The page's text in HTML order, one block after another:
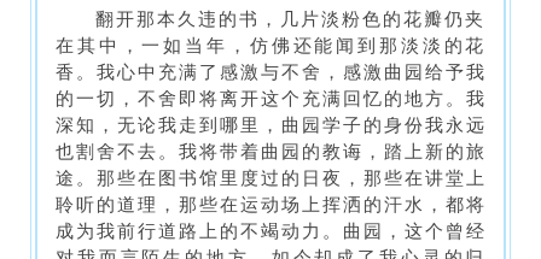
翻开那本久违的书，几片淡粉色的花瓣仍夹
在其中，一如当年，仿佛还能闻到那淡淡的花
香。我心中充满了感激与不舍，感激曲园给予我
的一切，不舍即将离开这个充满回忆的地方。我
深知，无论我走到哪里，曲园学子的身份我永远
也割舍不去。我将带着曲园的教诲，踏上新的旅
途。那些在图书馆里度过的日夜，那些在讲堂上
聆听的道理，那些在运动场上挥洒的汗水，都将
成为我前行道路上的不竭动力。曲园，这个曾经